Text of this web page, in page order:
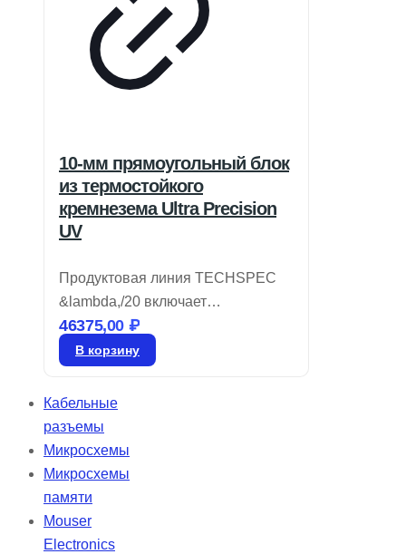
10-мм прямоугольный блок
из термостойкого
кремнезема Ultra Precision
UV
Продуктовая линия TECHSPEC
&lambda,/20 включает
прямоугольные призмы из
ультрафиолетового плавленого
высокой плоскостностью
46375,00 ₽
В корзину
Кабельные
разъемы
Микросхемы
Микросхемы
памяти
Mouser
Electronics